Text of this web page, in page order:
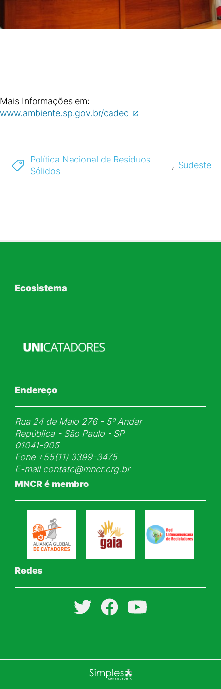
Mais Informações em:
www.ambiente.sp.gov.br/cadec
Política Nacional de Resíduos
Sólidos
, Sudeste
Ecosistema
Endereço
Rua 24 de Maio 276 - 5ᵒ Andar
República - São Paulo - SP
01041-905
Fone+55(11) 3399-3475
E-mail contato@mncr.org.br
MNCR é membro
Redes